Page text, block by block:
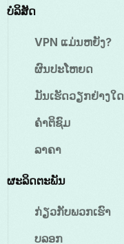
ບໍລິສັດ
VPN ແມ່ນຫຍັງ?
ຜົນປະໂຫຍດ
ມັນເຮັດວຽກຢ່າງໃດ
ຄຳຕິຊົມ
ລາຄາ
ຜະລິດຕະພັນ
ກ່ຽວກັບພວກເຮົາ
ບລອກ